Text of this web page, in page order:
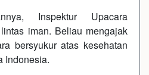
Inspektur Upacara
iman. Beliau mengajak
bersyukur atas kesehatan
Indonesia.